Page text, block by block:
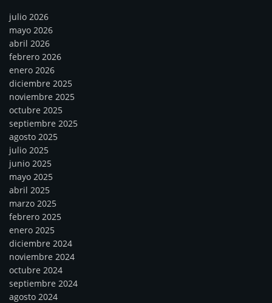
julio 2026
mayo 2026
abril 2026
febrero 2026
enero 2026
diciembre 2025
noviembre 2025
octubre 2025
septiembre 2025
agosto 2025
julio 2025
junio 2025
mayo 2025
abril 2025
marzo 2025
febrero 2025
enero 2025
diciembre 2024
noviembre 2024
octubre 2024
septiembre 2024
agosto 2024